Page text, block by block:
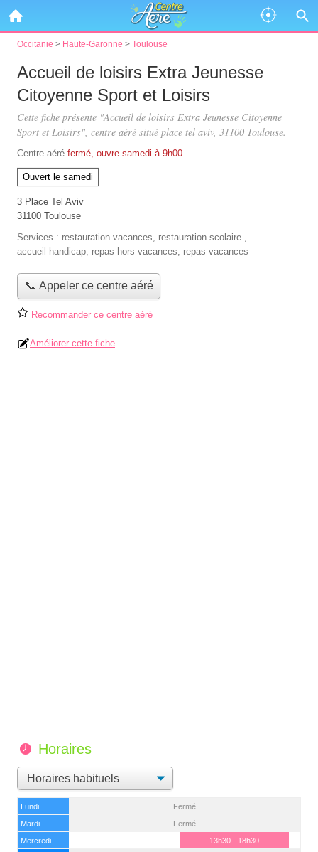
Occitanie > Haute-Garonne > Toulouse
Accueil de loisirs Extra Jeunesse
Citoyenne Sport et Loisirs
Cette fiche présente "Accueil de loisirs Extra Jeunesse Citoyenne
Sport et Loisirs", centre aéré situé place tel aviv, 31100 Toulouse.
Centre aéré fermé, ouvre samedi à 9h00
Ouvert le samedi
3 Place Tel Aviv
31100 Toulouse
Services : restauration vacances, restauration scolaire ,
accueil handicap, repas hors vacances, repas vacances
📞 Appeler ce centre aéré
Recommander ce centre aéré
Améliorer cette fiche
Horaires
Lundi
Fermé
Mardi
Fermé
Mercredi
13h30 - 18h30